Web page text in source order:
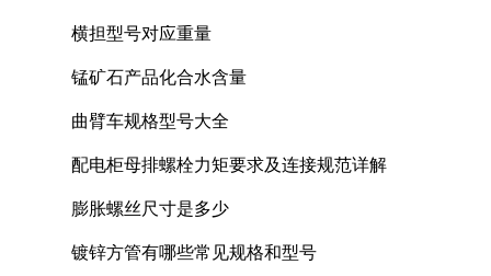
横担型号对应重量
锰矿石产品化合水含量
曲臂车规格型号大全
配电柜母排螺栓力矩要求及连接规范详解
膨胀螺丝尺寸是多少
镀锌方管有哪些常见规格和型号